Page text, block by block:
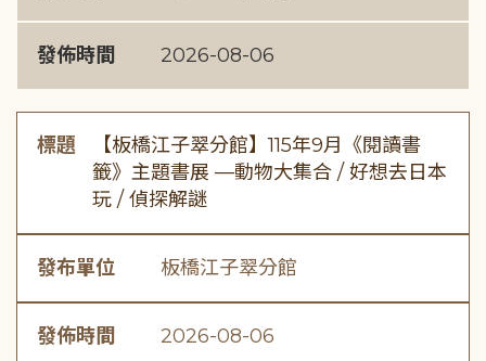
發佈時間 2026-08-06
標題
【板橋江子翠分館】115年9月《閱讀書
籤》主題書展 —動物大集合 / 好想去日本
玩 / 偵探解謎
發布單位 板橋江子翠分館
發佈時間 2026-08-06